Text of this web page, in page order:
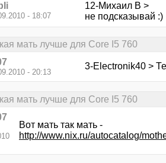
- 18:07
12-Михаил В >
не подсказывай :)
мать лучше для Core I5 760
- 20:13
3-Electronik40 >
мать лучше для Core I5 760
Вот мать так мать -
http://www.nix.ru/autocatalog/